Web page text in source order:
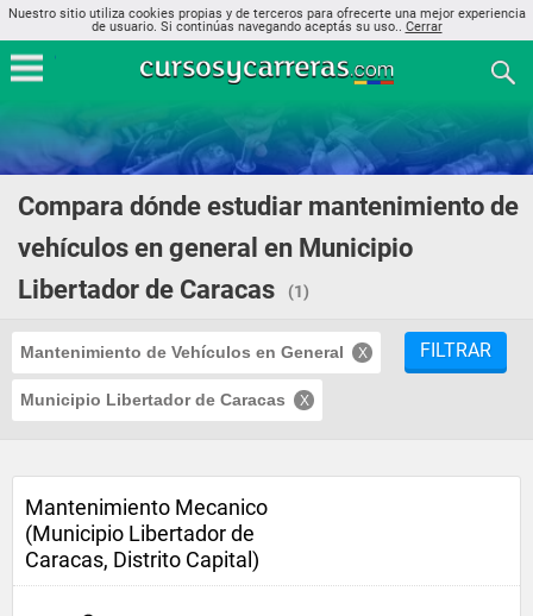
Nuestro sitio utiliza cookies propias y de terceros para ofrecerte una mejor experiencia
de usuario. Si continúas navegando aceptás su uso.. Cerrar
Compara dónde estudiar mantenimiento de
vehículos en general en Municipio
Libertador de Caracas
(1)
Mantenimiento de Vehículos en General
Municipio Libertador de Caracas
FILTRAR
Mantenimiento Mecanico
(Municipio Libertador de
Caracas, Distrito Capital)